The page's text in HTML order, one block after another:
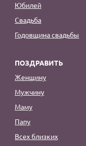
Юбилей
Свадьба
Годовщина свадьбы
ПОЗДРАВИТЬ
Женщину
Мужчину
Маму
Папу
Всех близких